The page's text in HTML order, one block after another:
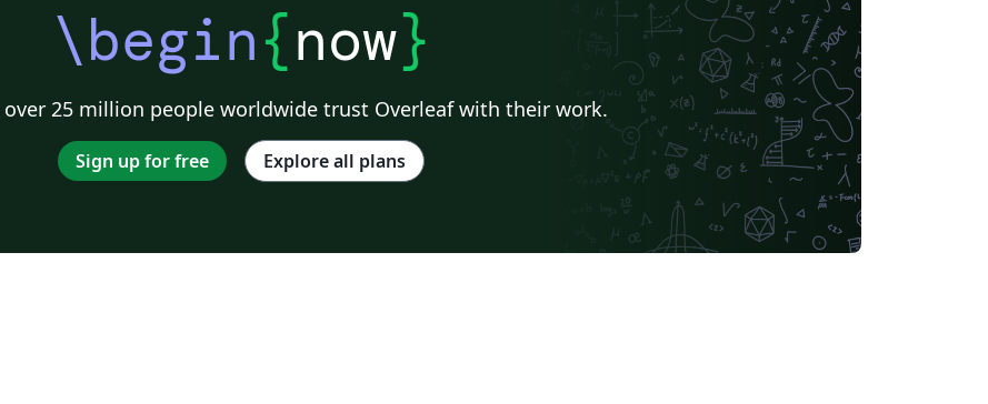
\begin{now}
over 25 million people worldwide trust Overleaf with their work.
Sign up for free Explore all plans